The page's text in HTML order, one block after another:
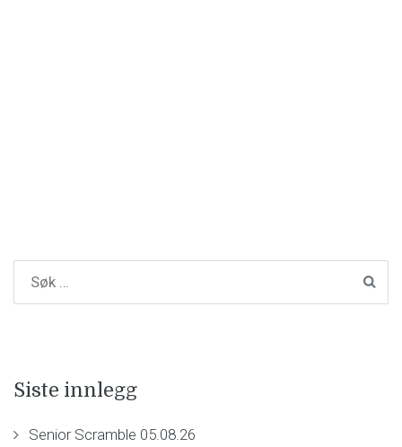
Siste innlegg
Senior Scramble 05.08.26